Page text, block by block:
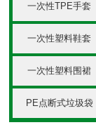
一次性TPE手套
一次性塑料鞋套
一次性塑料围裙
PE点断式垃圾袋